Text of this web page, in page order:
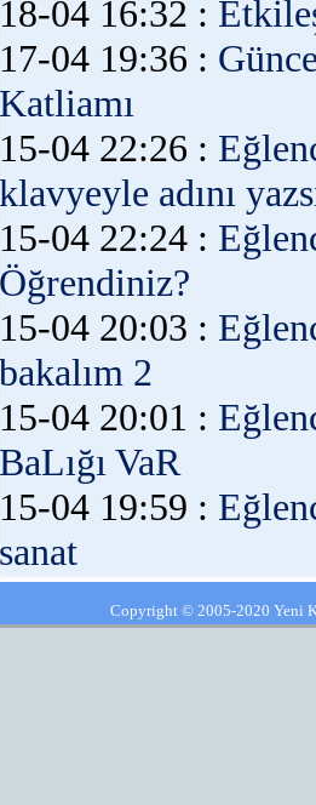
18-04 16:32 :
17-04 19:36 :
Katliamı
15-04 22:26 :
klavyeyle adını
15-04 22:24 :
Öğrendiniz?
15-04 20:03 :
bakalım 2
15-04 20:01 :
BaLığı VaR
15-04 19:59 :
sanat
Copyright © 2005-2020 Yeni